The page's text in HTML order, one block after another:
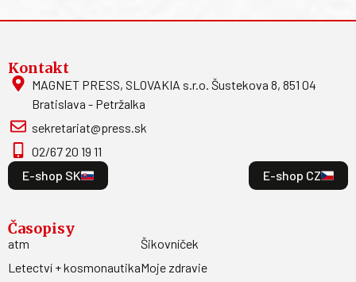
Kontakt
MAGNET PRESS, SLOVAKIA s.r.o. Šustekova 8, 851 04
Bratislava - Petržalka
sekretariat@press.sk
02/67 20 19 11
E-shop SK
E-shop CZ
Časopisy
atm
Letectví + kosmonautika
Šikovníček
Moje zdravie